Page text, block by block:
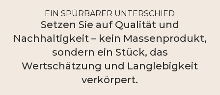
EIN SPÜRBARER UNTERSCHIED
Setzen Sie auf Qualität und
Nachhaltigkeit – kein Massenprodukt,
sondern ein Stück, das
Wertschätzung und Langlebigkeit
verkörpert.